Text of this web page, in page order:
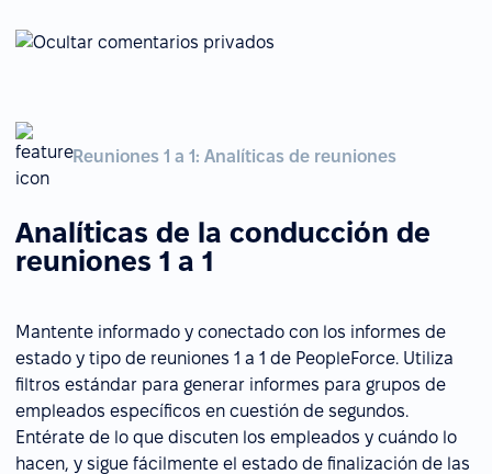
Reuniones 1 a 1: Analíticas de reuniones
Analíticas de la conducción de
reuniones 1 a 1
Mantente informado y conectado con los informes de
estado y tipo de reuniones 1 a 1 de PeopleForce. Utiliza
filtros estándar para generar informes para grupos de
empleados específicos en cuestión de segundos.
Entérate de lo que discuten los empleados y cuándo lo
hacen, y sigue fácilmente el estado de finalización de las